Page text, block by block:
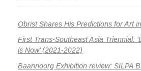
Obrist Shares His Predictions for Art
First Trans-Southeast Asia Triennial:
is Now’ (2021-2022)
Baannoorg Exhibition review: SILPA